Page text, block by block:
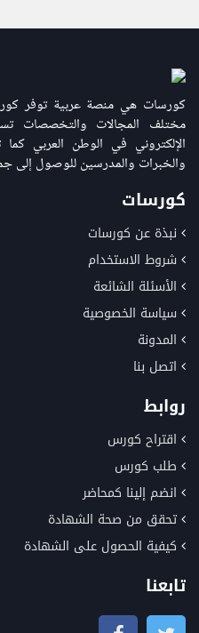
كورسات هي منصة عربية توفر
مختلف المجالات والتخصصات
الإلكتروني في الوطن العربي
والخبرات والمدرسين للوصول إلى
كورسات
نبذة عن كورسات
شروط الاستخدام
الأسئلة الشائعة
سياسة الخصوصية
المدونة
اتصل بنا
روابط
اقتراح كورس
طلب كورس
انضم إلينا كمحاضر
تحقق من صحة الشهادة
كيفية الحصول على الشهادة
تابعنا